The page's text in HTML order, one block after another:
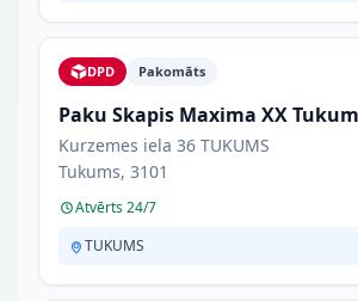
DPD Pakomāts
Paku Skapis Maxima XX
Kurzemes iela 36 TUKUMS
Tukums, 3101
Atvērts 24/7
TUKUMS